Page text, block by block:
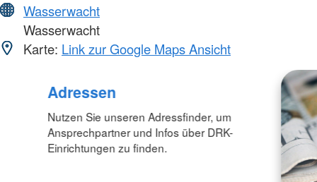
Wasserwacht
Wasserwacht
Karte: Link zur Google Maps Ansicht
Adressen
Nutzen Sie unseren Adressfinder, um
Ansprechpartner und Infos über DRK-
Einrichtungen zu finden.